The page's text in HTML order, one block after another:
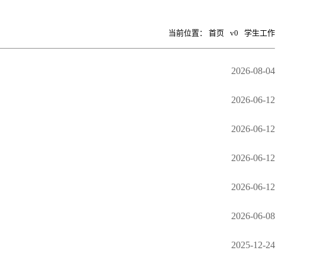
当前位置： 首页 v0 学生工作
2026-08-04
2026-06-12
2026-06-12
2026-06-12
2026-06-12
2026-06-08
2025-12-24